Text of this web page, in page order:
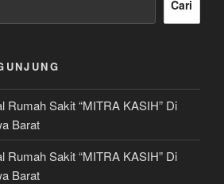
Cari
Rumah Sakit “MITRA KASIH” Di
Barat
Rumah Sakit “MITRA KASIH” Di
Barat